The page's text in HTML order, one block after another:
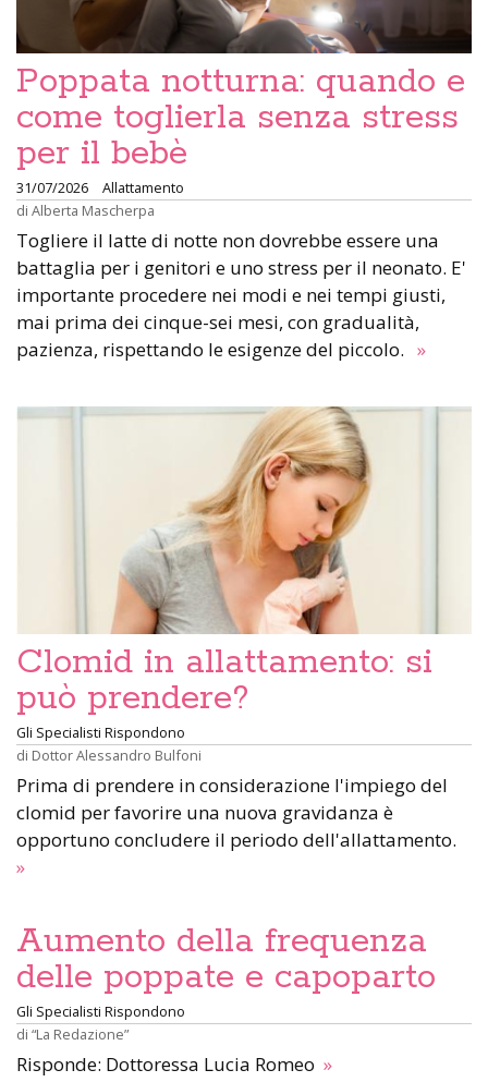
Poppata notturna: quando e
come toglierla senza stress
per il bebè
31/07/2026
Allattamento
di Alberta Mascherpa
Togliere il latte di notte non dovrebbe essere una
battaglia per i genitori e uno stress per il neonato. E'
importante procedere nei modi e nei tempi giusti,
mai prima dei cinque-sei mesi, con gradualità,
pazienza, rispettando le esigenze del piccolo. »
Clomid in allattamento: si
può prendere?
Gli Specialisti Rispondono
di Dottor Alessandro Bulfoni
Prima di prendere in considerazione l'impiego del
clomid per favorire una nuova gravidanza è
opportuno concludere il periodo dell'allattamento.
»
Aumento della frequenza
delle poppate e capoparto
Gli Specialisti Rispondono
di “La Redazione”
Risponde: Dottoressa Lucia Romeo »